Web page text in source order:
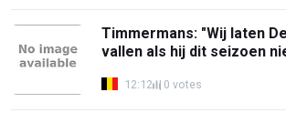
Timmermans: "Wij laten
vallen als hij dit seizoen
12:12 0 votes